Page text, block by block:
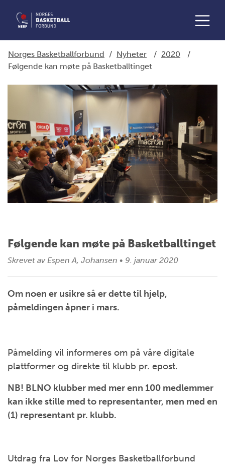
Norges Basketballforbund / Nyheter / 2020
/
Følgende kan møte på Basketballtinget
Følgende kan møte på Basketballtinget
Skrevet av Espen A, Johansen • 9. januar 2020
Om noen er usikre så er dette til hjelp,
påmeldingen åpner i mars.
Påmelding vil informeres om på våre digitale
plattformer og direkte til klubb pr. epost.
NB! BLNO klubber med mer enn 100 medlemmer
kan ikke stille med to representanter, men med en
(1) representant pr. klubb.
Utdrag fra Lov for Norges Basketballforbund